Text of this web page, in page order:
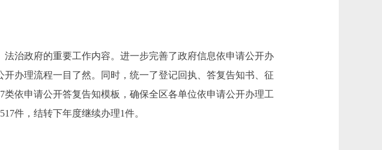
政府的重要工作内容。进一步完善了政府信息依申请公开办
办理流程一目了然。同时，统一了登记回执、答复告知书、征
依申请公开答复告知模板，确保全区各单位依申请公开办理工
件，结转下年度继续办理1件。